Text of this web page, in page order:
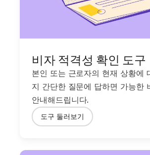
비자 적격성 확인 도구
본인 또는 근로자의 현재 상황에
지 간단한 질문에 답하면 가능한
안내해드립니다.
도구 둘러보기